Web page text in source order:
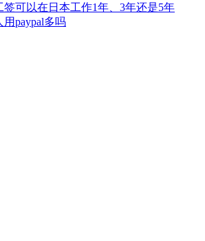
签可以在日本工作1年、3年还是5年
用paypal多吗